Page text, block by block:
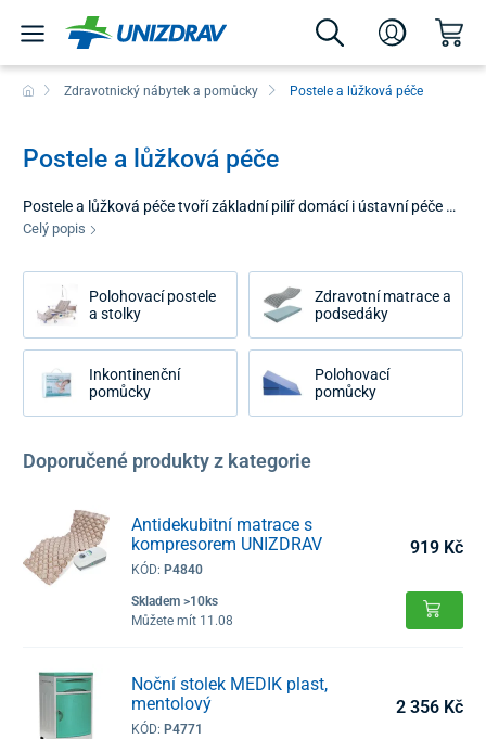
Zdravotnický nábytek a pomůcky Postele a lůžková péče
Postele a lůžková péče
Postele a lůžková péče tvoří základní pilíř domácí i ústavní péče o
pacienty s omezenou pohyblivostí nebo v dlouhodobé
komfortu, ale především klíčovým faktorem při prevenci
sekundárních zdravotních komplikací. Naše nabídka zahrnuje
certifikované produkty navržené tak, aby usnadnily každodenní
manipulaci s pacientem a vytvořily bezpečné a komfortní
prostředí pro jeho zotavení.
Celý popis
Polohovací postele
a stolky
Zdravotní matrace a
podsedáky
Inkontinenční
pomůcky
Polohovací
pomůcky
Doporučené produkty z kategorie
Antidekubitní matrace s
kompresorem UNIZDRAV
KÓD: P4840
Skladem >10ks
Můžete mít 11.08
919 Kč
Noční stolek MEDIK plast,
mentolový
KÓD: P4771
2 356 Kč